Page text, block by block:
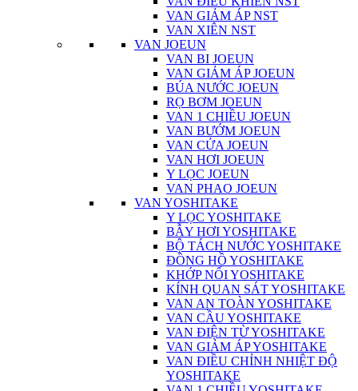
VAN GIẢM ÁP NST
VAN XIÊN NST
VAN JOEUN
VAN BI JOEUN
VAN GIẢM ÁP JOEUN
BÚA NƯỚC JOEUN
RỌ BƠM JOEUN
VAN 1 CHIỀU JOEUN
VAN BƯỚM JOEUN
VAN CỬA JOEUN
VAN HƠI JOEUN
Y LỌC JOEUN
VAN PHAO JOEUN
VAN YOSHITAKE
Y LỌC YOSHITAKE
BẪY HƠI YOSHITAKE
BỘ TÁCH NƯỚC YOSHITAKE
ĐỒNG HỒ YOSHITAKE
KHỚP NỐI YOSHITAKE
KÍNH QUAN SÁT YOSHITAKE
VAN AN TOÀN YOSHITAKE
VAN CẦU YOSHITAKE
VAN ĐIỆN TỪ YOSHITAKE
VAN GIẢM ÁP YOSHITAKE
VAN ĐIỀU CHỈNH NHIỆT ĐỘ
YOSHITAKE